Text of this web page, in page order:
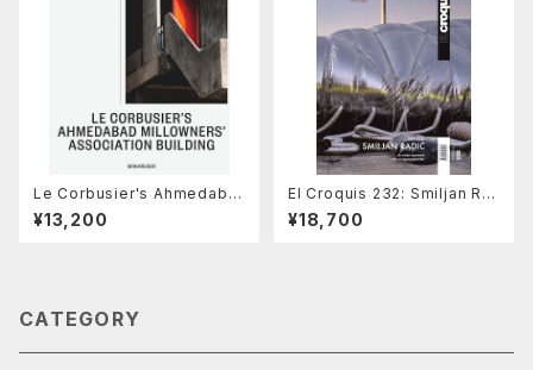
Le Corbusier's Ahmedaba
d Millowners' Association
Building : Between The Be
¥13,200
El Croquis 232: Smiljan Ra
dić , 2019-2025 With No A
pparent Order
¥18,700
CATEGORY